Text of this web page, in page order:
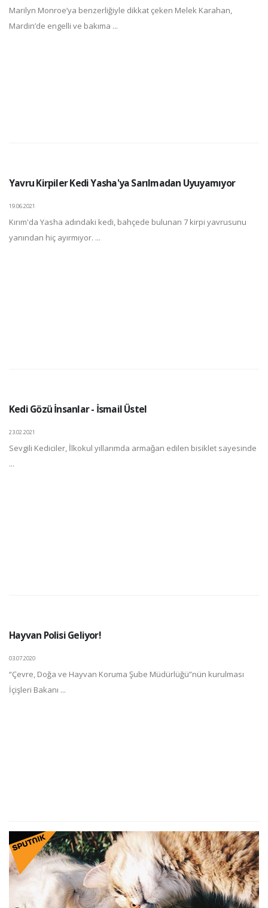
Marilyn Monroe’ya benzerliğiyle dikkat çeken Melek Karahan,
Mardin’de engelli ve bakıma ...
Yavru Kirpiler Kedi Yasha'ya Sarılmadan Uyuyamıyor
19.06.2021
Kırım'da Yasha adındaki kedi, bahçede bulunan 7 kirpi yavrusunu
yanından hiç ayırmıyor. ...
Kedi Gözü İnsanlar - İsmail Üstel
23.02.2021
Sevgili Kediciler, İlkokul yıllarımda armağan edilen bisiklet sayesinde
...
Hayvan Polisi Geliyor!
03.07.2020
“Çevre, Doğa ve Hayvan Koruma Şube Müdürlüğü”nün kurulması
İçişleri Bakanı ...